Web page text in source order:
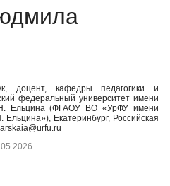
доцент, кафедры педагогики и
федеральный университет имени
Ельцина (ФГАОУ ВО «УрФУ имени
Екатеринбург, Российская